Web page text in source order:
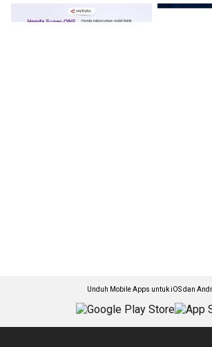
Unduh Mobile Apps untuk iOS dan